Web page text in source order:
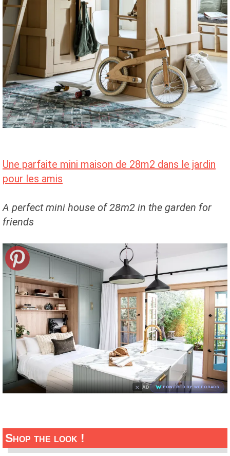
Une parfaite mini maison de 28m2 dans le jardin
pour les amis
A perfect mini house of 28m2 in the garden for
friends
× AD POWERED BY WEFORADS
Shop the look !